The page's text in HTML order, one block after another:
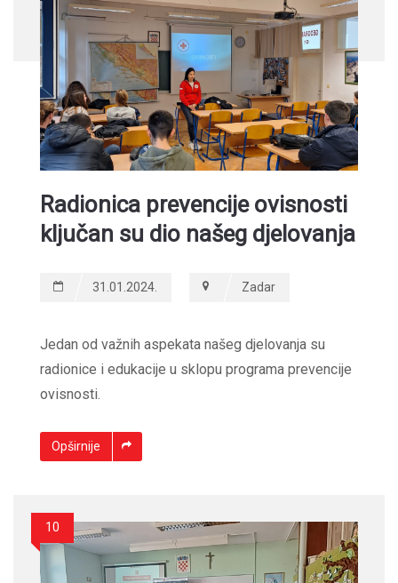
Radionica prevencije ovisnosti
ključan su dio našeg djelovanja
31.01.2024. Zadar
Jedan od važnih aspekata našeg djelovanja su
radionice i edukacije u sklopu programa prevencije
ovisnosti.
Opširnije
10